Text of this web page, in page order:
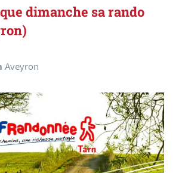
dimanche sa rando
Aveyron